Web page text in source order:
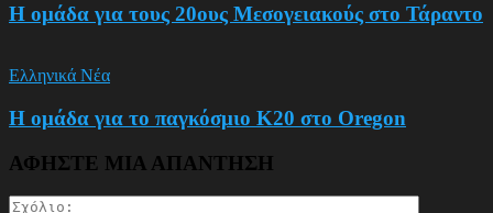
Η ομάδα για τους 20ους Μεσογειακούς στο Τάραντο
Ελληνικά Νέα
Η ομάδα για το παγκόσμιο Κ20 στο Oregon
ΑΦΗΣΤΕ ΜΙΑ ΑΠΑΝΤΗΣΗ